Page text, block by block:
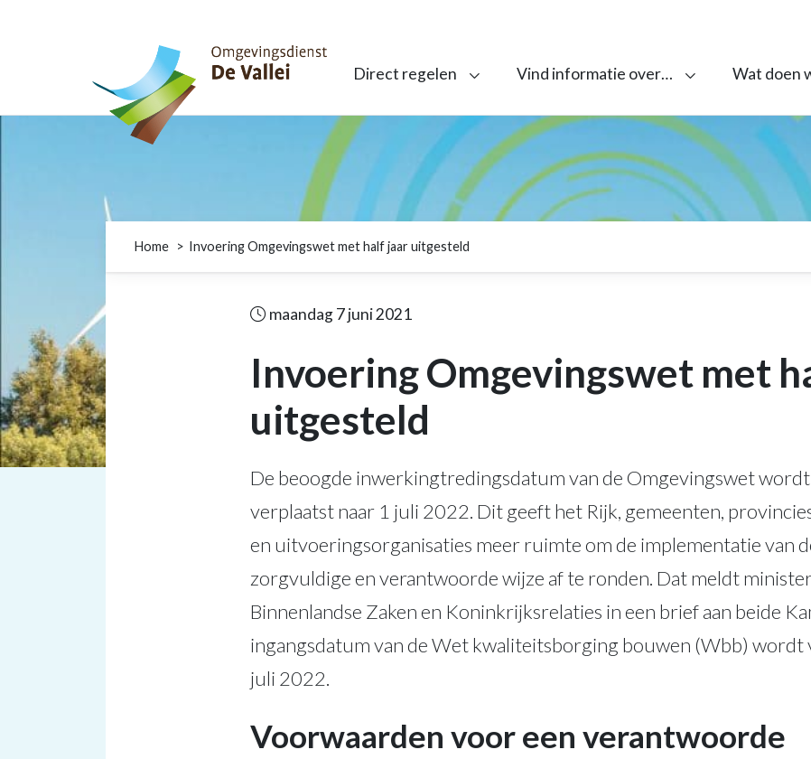
Omgevingsdienst De Vallei
Direct regelen
Vind informatie over… Wat doen
Home Invoering Omgevingswet met half jaar uitgesteld
maandag 7 juni 2021
Invoering Omgevingswet met
uitgesteld
De beoogde inwerkingtredingsdatum van de Omgevingswet
verplaatst naar 1 juli 2022. Dit geeft het Rijk, gemeenten,
en uitvoeringsorganisaties meer ruimte om de implementatie van
zorgvuldige en verantwoorde wijze af te ronden. Dat meldt
Binnenlandse Zaken en Koninkrijksrelaties in een brief aan beide
ingangsdatum van de Wet kwaliteitsborging bouwen (Wbb) wordt
juli 2022.
Voorwaarden voor een verantwoorde